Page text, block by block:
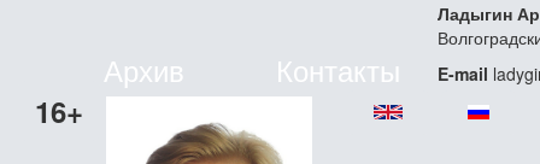
Архив Контакты
16+
Ладыгин
E-mail